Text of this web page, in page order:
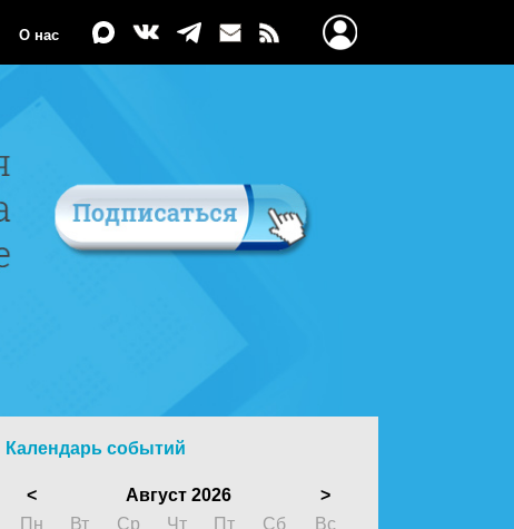
О нас
Календарь событий
< Август 2026
>
Пн
Вт Ср Чт Пт Сб
Вс